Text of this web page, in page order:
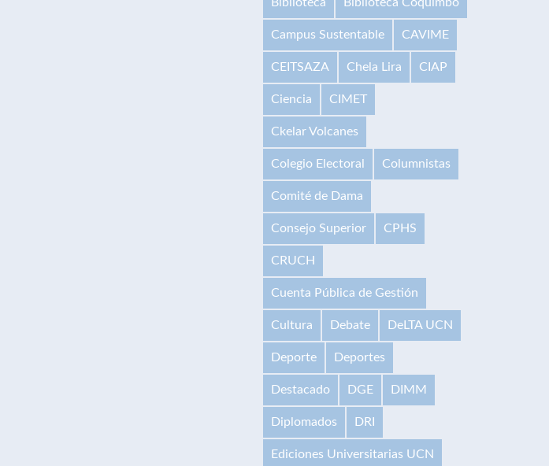
Campus Sustentable CAVIME
CEITSAZA Chela Lira CIAP
Ciencia CIMET
Ckelar Volcanes
Colegio Electoral Columnistas
Comité de Dama
Consejo Superior CPHS
CRUCH
Cuenta Pública de Gestión
Cultura Debate DeLTA UCN
Deporte Deportes
Destacado DGE DIMM
Diplomados DRI
Ediciones Universitarias UCN